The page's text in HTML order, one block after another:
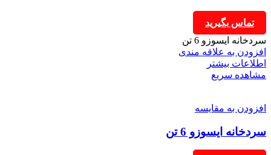
تماس بگیرید
سردخانه ایسوزو 6 تن
افزودن به علاقه مندی
اطلاعات بیشتر
مشاهده سریع
افزودن به مقایسه
سردخانه ایسوزو 6 تن